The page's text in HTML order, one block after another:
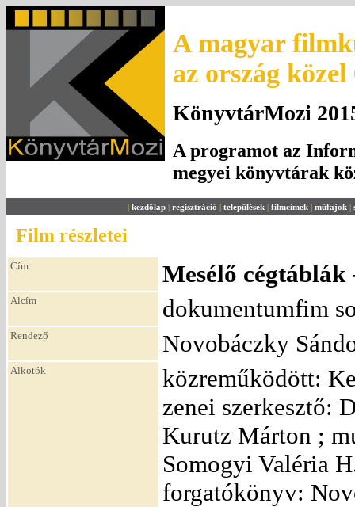
A magyar
az ország
KönyvtárMozi
A programot az
megyei könyvtárak
| kezdőlap | regisztráció | települések | filmcímek | műfajok |
Film részletei
Cím Mesélő
Alcím dokumentumfim
Rendező Novobáczky
Alkotók
közreműködött:
zenei szerkesztő:
Kurutz Márton ;
Somogyi Valéria
forgatókönyv: